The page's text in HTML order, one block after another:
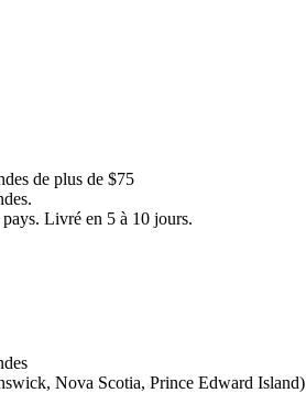
de plus de $75
Livré en 5 à 10 jours.
Nova Scotia, Prince Edward Island)